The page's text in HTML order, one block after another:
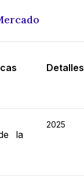
Detalles
la
2025